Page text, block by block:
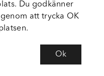
Du godkänner
att trycka OK
Ok